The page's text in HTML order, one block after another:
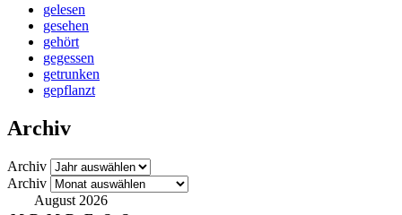
gelesen
gesehen
gehört
gegessen
getrunken
gepflanzt
Archiv
Archiv
Archiv
August 2026